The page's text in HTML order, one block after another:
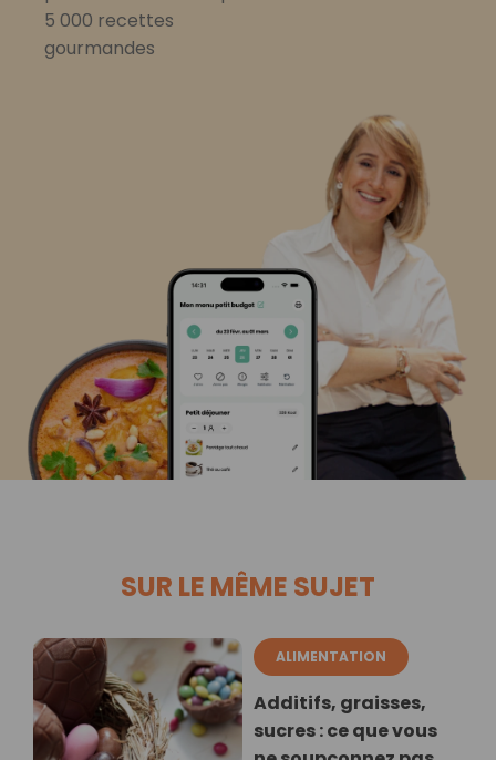
5 000 recettes
gourmandes
SUR LE MÊME SUJET
ALIMENTATION
Additifs, graisses,
sucres : ce que vous